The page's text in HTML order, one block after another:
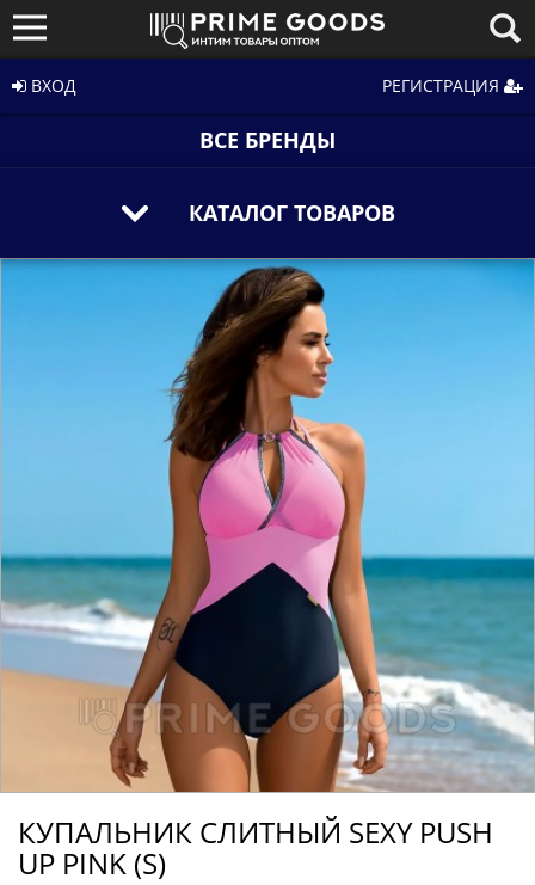
ВХОД РЕГИСТРАЦИЯ
ВСЕ БРЕНДЫ
КАТАЛОГ ТОВАРОВ
КУПАЛЬНИК СЛИТНЫЙ SEXY PUSH
UP PINK (S)